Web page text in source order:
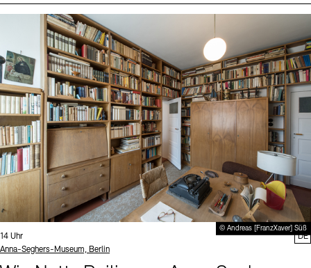
© Andreas [FranzXaver] Süß
Uhrzeit:
14 Uhr
Standort
Anna-Seghers-Museum, Berlin
DE